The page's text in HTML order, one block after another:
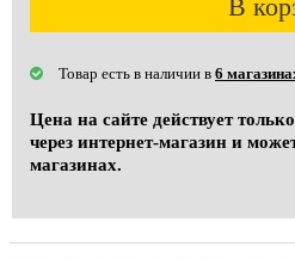
В
Товар есть в наличии в 6
Цена на сайте действует
через интернет-магазин и
магазинах.